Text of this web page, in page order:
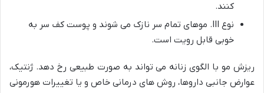
کنند.
نوع III. موهای تمام سر نازک می شوند و پوست کف سر به
خوبی قابل رویت است.
ریزش مو با الگوی زنانه می تواند به صورت طبیعی رخ دهد. ژنتیک،
عوارض جانبی داروها، روش های درمانی خاص و یا تغییرات هورمونی